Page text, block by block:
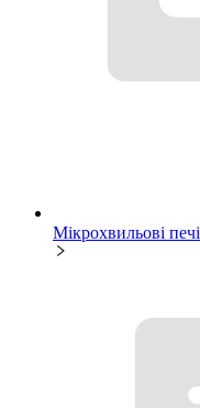
Мікрохвильові печі